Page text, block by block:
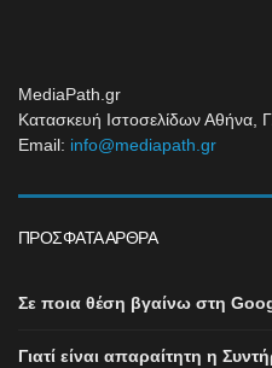
MediaPath.gr
Κατασκευή Ιστοσελίδων Αθήνα,
Email: info@mediapath.gr
ΠΡΌΣΦΑΤΑ ΆΡΘΡΑ
Σε ποια θέση βγαίνω στη
Γιατί είναι απαραίτητη η